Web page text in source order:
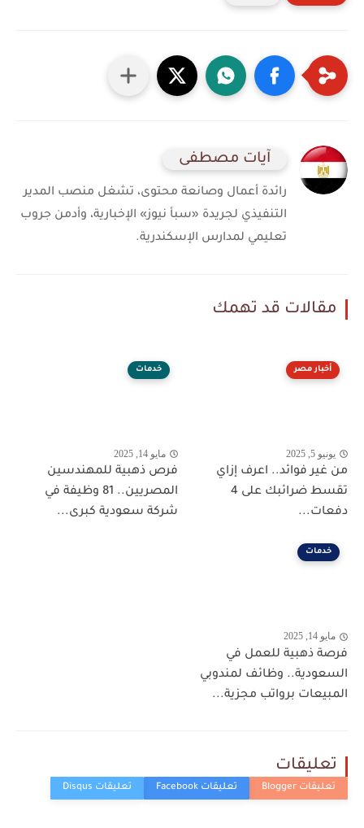
آيات مصطفى
رائدة أعمال وصانعة محتوى، تشغل منصب المدير
التنفيذي لجريدة «سبأ نيوز» الإخبارية، وأدمن جروب
تعليمي لمدارس الإسكندرية.
مقالات قد تهمك
أخبار مصر
يونيو 5, 2025
من غير فوائد.. اعرف إزاي
تقسط ضرائبك على 4
دفعات...
خدمات
مايو 14, 2025
فرص ذهبية للمهندسين
المصريين.. 81 وظيفة في
شركة سعودية كبرى...
خدمات
مايو 14, 2025
فرصة ذهبية للعمل في
السعودية.. وظائف لمندوبي
المبيعات برواتب مجزية...
تعليقات